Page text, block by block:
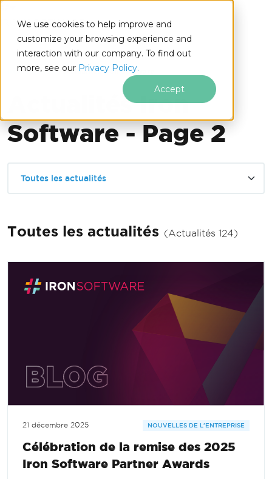
We use cookies to help improve and
customize your browsing experience and
interaction with our company. To find out
more, see our Privacy Policy.
Accept
IRONSOFTWARE
Passer au contenu du pied de page
Iron Software Actualités Iron Software
Actualités Iron
Software - Page 2
Toutes les actualités
Toutes les actualités (Actualités 124)
21 décembre 2025 NOUVELLES DE L'ENTREPRISE
Célébration de la remise des 2025
Iron Software Partner Awards